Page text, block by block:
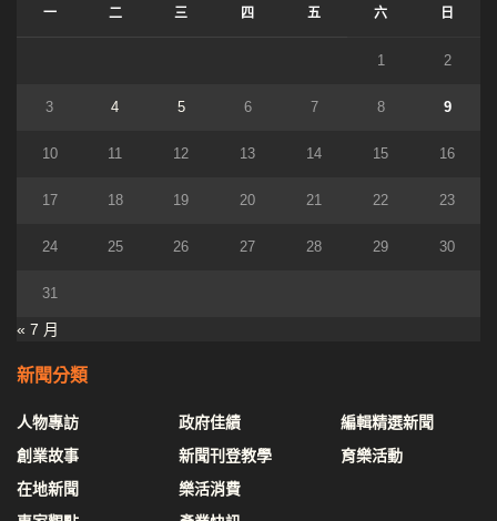
一 二 三 四 五 六 日
1 2
3 4 5 6 7 8 9
10 11 12 13 14 15 16
17 18 19 20 21 22 23
24 25 26 27 28 29 30
31
« 7 月
新聞分類
人物專訪
創業故事
在地新聞
政府佳績
新聞刊登教學
樂活消費
編輯精選新聞
育樂活動